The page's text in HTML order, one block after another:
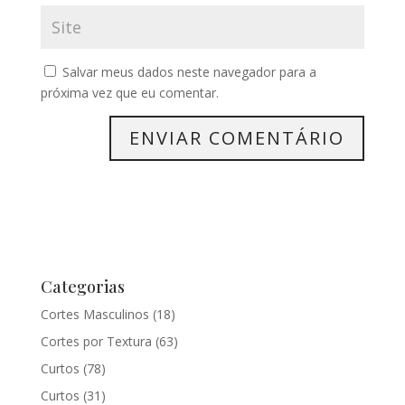
Salvar meus dados neste navegador para a
próxima vez que eu comentar.
Categorias
Cortes Masculinos (18)
Cortes por Textura (63)
Curtos (78)
Curtos (31)